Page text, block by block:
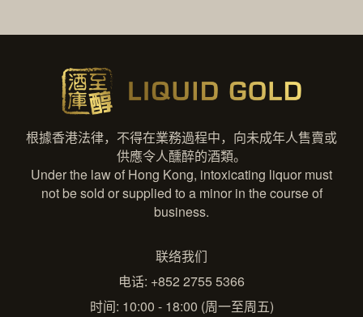
根據香港法律，不得在業務過程中，向未成年人售賣或
供應令人醺醉的酒類。
Under the law of Hong Kong, intoxicating liquor must
not be sold or supplied to a minor in the course of
business.
联络我们
电话: +852 2755 5366
时间: 10:00 - 18:00 (周一至周五)